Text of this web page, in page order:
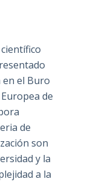
en el Buro
de
de
son
y la
a la